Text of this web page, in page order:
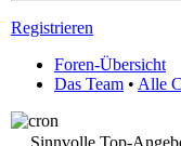
Registrieren
Foren-Übersicht
Das Team • Alle
Sinnvolle Top-